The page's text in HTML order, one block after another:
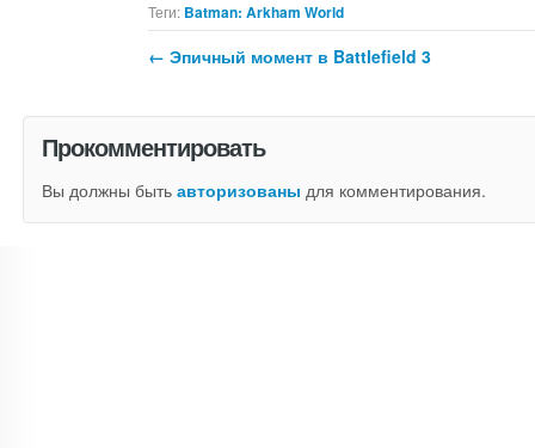
Теги: Batman: Arkham World
← Эпичный момент в Battlefield 3
Прокомментировать
Вы должны быть авторизованы для комментирования.